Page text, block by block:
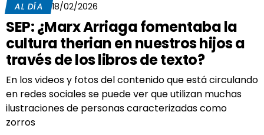
AL DÍA 18/02/2026
SEP: ¿Marx Arriaga fomentaba la
cultura therian en nuestros hijos a
través de los libros de texto?
En los videos y fotos del contenido que está circulando
en redes sociales se puede ver que utilizan muchas
ilustraciones de personas caracterizadas como
zorros